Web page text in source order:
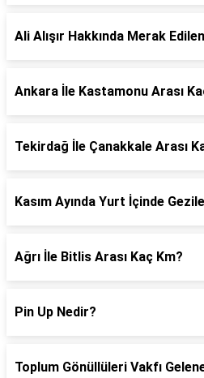
Ali Alışır Hakkında Merak
Ankara İle Kastamonu Arası
Tekirdağ İle Çanakkale Arası
Kasım Ayında Yurt İçinde
Ağrı İle Bitlis Arası Kaç Km?
Pin Up Nedir?
Toplum Gönüllüleri Vakfı